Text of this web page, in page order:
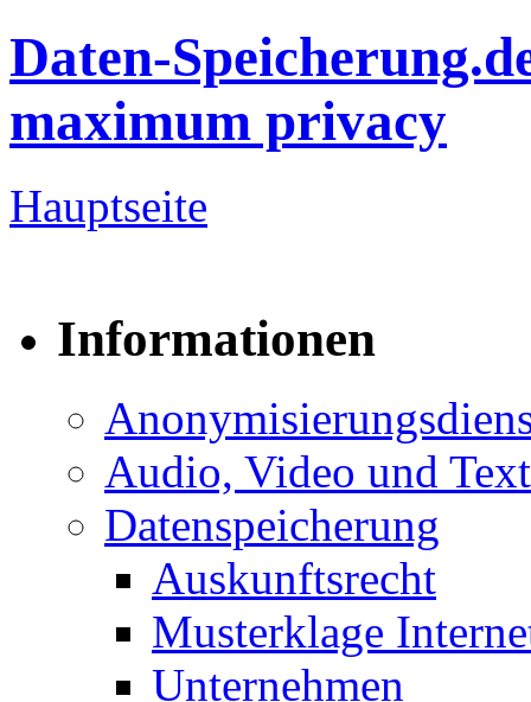
Daten-
maximum privacy
Hauptseite
Informationen
Audio, Video und Text
Datenspeicherung
Auskunftsrecht
Musterklage
Unternehmen